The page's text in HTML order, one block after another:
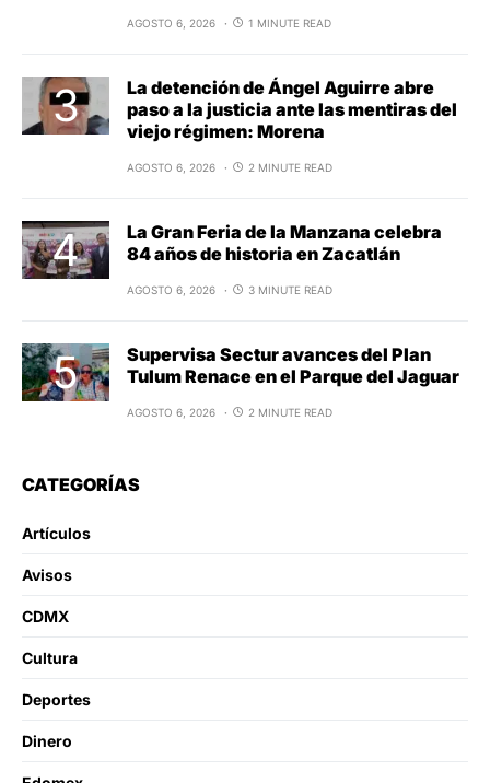
AGOSTO 6, 2026 1 MINUTE READ
La detención de Ángel Aguirre abre
paso a la justicia ante las mentiras del
viejo régimen: Morena
AGOSTO 6, 2026 2 MINUTE READ
La Gran Feria de la Manzana celebra
84 años de historia en Zacatlán
AGOSTO 6, 2026 3 MINUTE READ
Supervisa Sectur avances del Plan
Tulum Renace en el Parque del Jaguar
AGOSTO 6, 2026 2 MINUTE READ
CATEGORÍAS
Artículos
Avisos
CDMX
Cultura
Deportes
Dinero